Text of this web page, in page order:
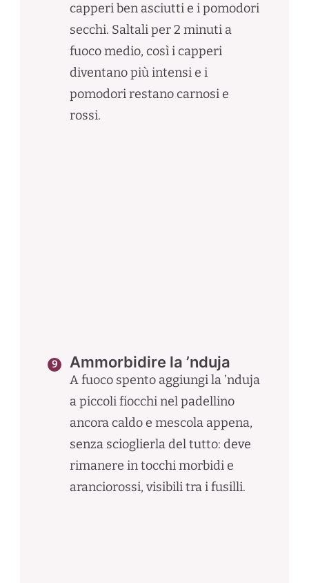
capperi ben asciutti e i pomodori
secchi. Saltali per 2 minuti a
fuoco medio, così i capperi
diventano più intensi e i
pomodori restano carnosi e
rossi.
Ammorbidire la ’nduja
A fuoco spento aggiungi la ’nduja
a piccoli fiocchi nel padellino
ancora caldo e mescola appena,
senza scioglierla del tutto: deve
rimanere in tocchi morbidi e
aranciorossi, visibili tra i fusilli.